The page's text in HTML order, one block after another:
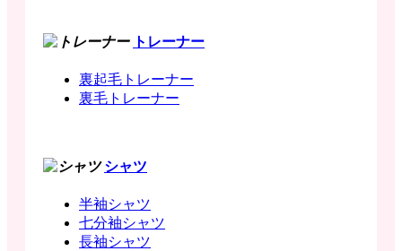
トレーナー
裏起毛トレーナー
裏毛トレーナー
シャツ
半袖シャツ
七分袖シャツ
長袖シャツ